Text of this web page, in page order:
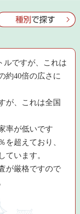
ルですが、これは
約40倍の広さに
が、これは全国
率が低いです
を超えており、
ています。
が厳格ですので